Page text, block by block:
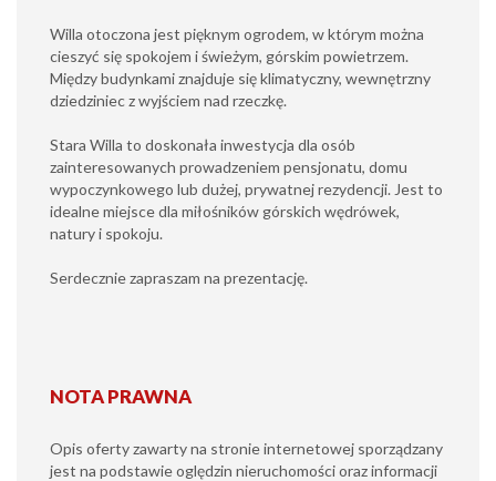
Willa otoczona jest pięknym ogrodem, w którym można
cieszyć się spokojem i świeżym, górskim powietrzem.
Między budynkami znajduje się klimatyczny, wewnętrzny
dziedziniec z wyjściem nad rzeczkę.
Stara Willa to doskonała inwestycja dla osób
zainteresowanych prowadzeniem pensjonatu, domu
wypoczynkowego lub dużej, prywatnej rezydencji. Jest to
idealne miejsce dla miłośników górskich wędrówek,
natury i spokoju.
Serdecznie zapraszam na prezentację.
NOTA PRAWNA
Opis oferty zawarty na stronie internetowej sporządzany
jest na podstawie oględzin nieruchomości oraz informacji